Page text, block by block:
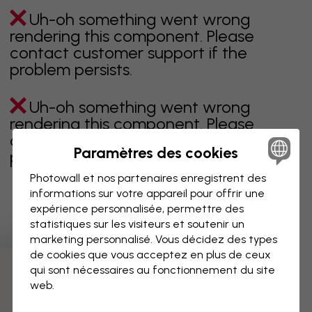
Uh-oh something went wrong
rendering this component. Please
contact customer support if the
problem persists.
Uh-oh something went wrong
rendering this component. Please
contact customer support if the
problem persists.
Page 1 sur 16 pages
Découvrez plus de catégories
Paramètres des cookies
Photowall et nos partenaires enregistrent des
informations sur votre appareil pour offrir une
expérience personnalisée, permettre des
statistiques sur les visiteurs et soutenir un
marketing personnalisé. Vous décidez des types
de cookies que vous acceptez en plus de ceux
qui sont nécessaires au fonctionnement du site
web.